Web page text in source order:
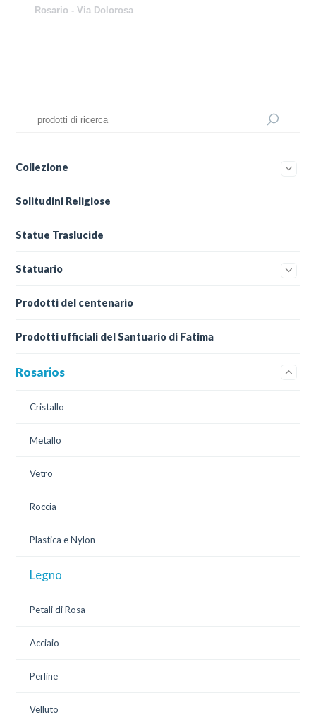
Rosario - Via Dolorosa
Collezione
Solitudini Religiose
Statue Traslucide
Statuario
Prodotti del centenario
Prodotti ufficiali del Santuario di Fatima
Rosarios
Cristallo
Metallo
Vetro
Roccia
Plastica e Nylon
Legno
Petali di Rosa
Acciaio
Perline
Velluto